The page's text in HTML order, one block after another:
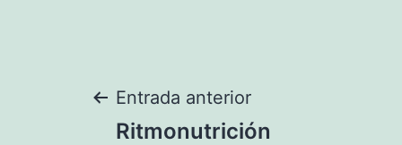
Navegación
Entrada anterior
Ritmonutrición